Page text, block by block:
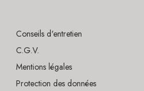
Conseils d'entretien
C.G.V.
Mentions légales
Protection des données